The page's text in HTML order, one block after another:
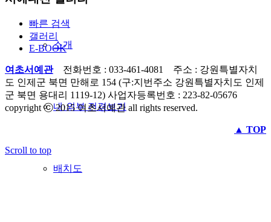
소개
내·외부 전경보기
배치도
빠른 검색
갤러리
E-BOOK
여초서예관전화번호 : 033-461-4081 주소 : 강원특별자치
도 인제군 북면 만해로 154 (구:지번주소 강원특별자치도 인제
군 북면 용대리 1119-12) 사업자등록번호 : 223-82-05676
copyright ⓒ 2015 여초서예관 all rights reserved.
▲ TOP
Scroll to top